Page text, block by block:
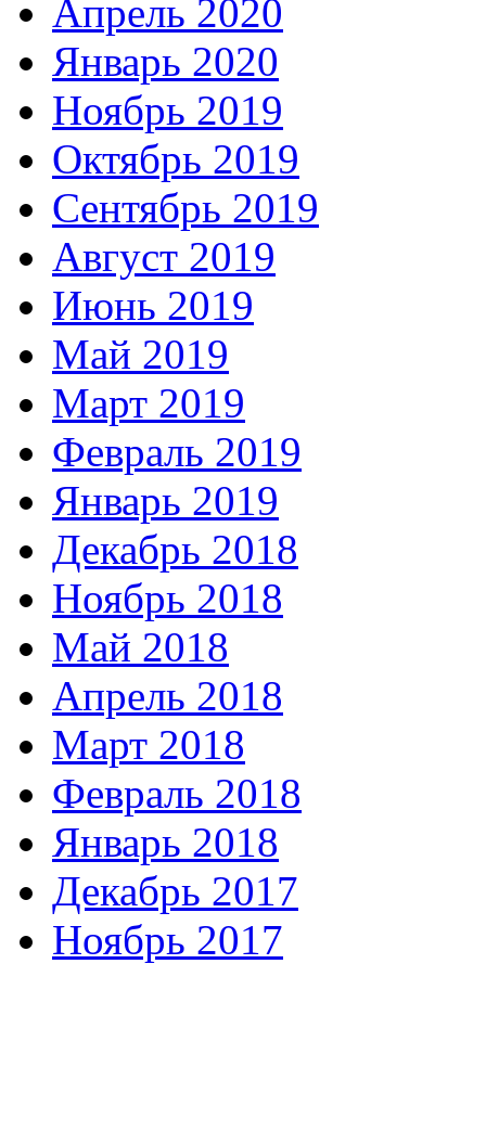
Апрель 2020
Январь 2020
Ноябрь 2019
Октябрь 2019
Сентябрь 2019
Август 2019
Июнь 2019
Май 2019
Март 2019
Февраль 2019
Январь 2019
Декабрь 2018
Ноябрь 2018
Май 2018
Апрель 2018
Март 2018
Февраль 2018
Январь 2018
Декабрь 2017
Ноябрь 2017